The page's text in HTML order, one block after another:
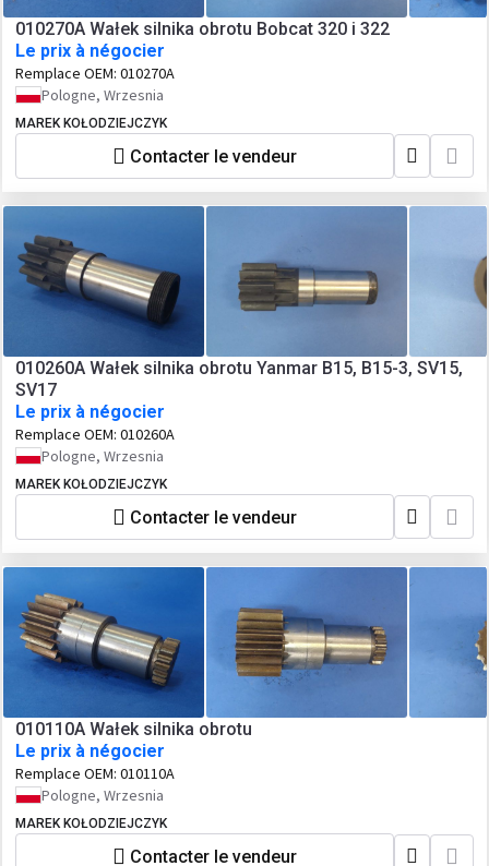
010270A Wałek silnika obrotu Bobcat 320 i 322
Le prix à négocier
Remplace OEM: 010270A
Pologne, Wrzesnia
MAREK KOŁODZIEJCZYK
Contacter le vendeur
010260A Wałek silnika obrotu Yanmar B15, B15-3, SV15,
SV17
Le prix à négocier
Remplace OEM: 010260A
Pologne, Wrzesnia
MAREK KOŁODZIEJCZYK
Contacter le vendeur
010110A Wałek silnika obrotu
Le prix à négocier
Remplace OEM: 010110A
Pologne, Wrzesnia
MAREK KOŁODZIEJCZYK
Contacter le vendeur